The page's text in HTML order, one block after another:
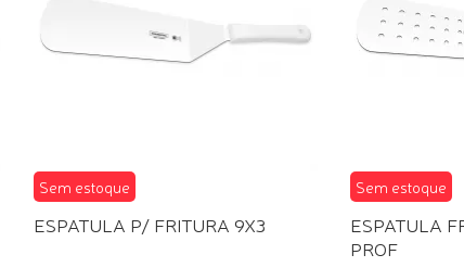
Sem estoque
ESPATULA P/ FRITURA 9X3
Sem estoque
ESPATULA
PROF